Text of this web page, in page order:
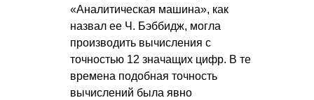
«Аналитическая машина», как
назвал ее Ч. Бэббидж, могла
производить вычисления с
точностью 12 значащих цифр. В те
времена подобная точность
вычислений была явно